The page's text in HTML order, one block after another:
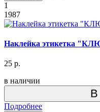
1
1987
Наклейка этикетка
25 р.
в наличии
В
Подробнее